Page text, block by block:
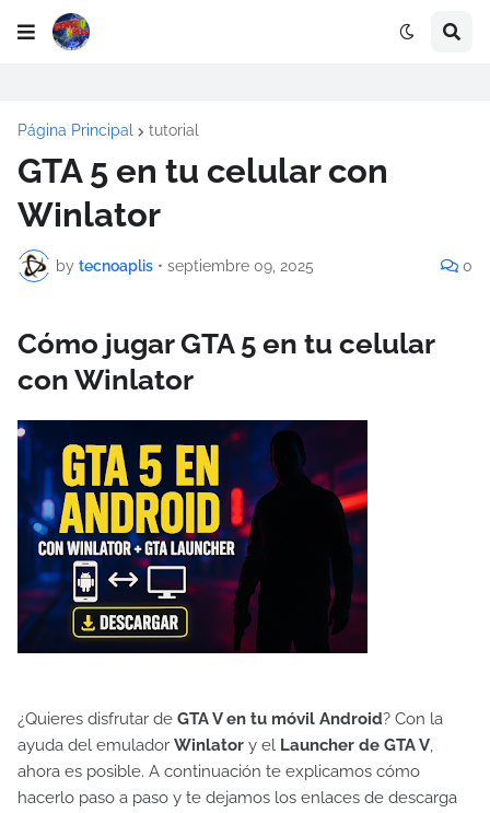
Página Principal tutorial
GTA 5 en tu celular con
Winlator
by tecnoaplis • septiembre 09, 2025 0
Cómo jugar GTA 5 en tu celular
con Winlator
¿Quieres disfrutar de GTA V en tu móvil Android? Con la
ayuda del emulador Winlator y el Launcher de GTA V,
ahora es posible. A continuación te explicamos cómo
hacerlo paso a paso y te dejamos los enlaces de descarga